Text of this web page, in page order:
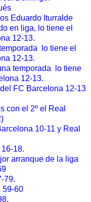
Eduardo Iturralde
en liga, lo tiene el
12-13.
lo tiene el
12-13.
temporada lo tiene
12-13.
FC Barcelona 12-13
con el 2º el Real
10-11 y Real
18.
arranque de la liga
79.
59-60